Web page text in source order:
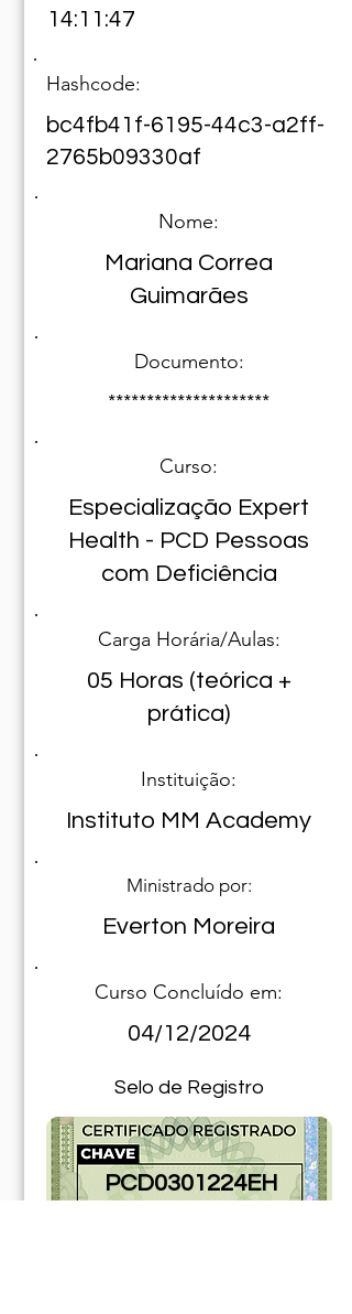
14:11:47
Hashcode:
bc4fb41f-6195-44c3-a2ff-
2765b09330af
Nome:
Mariana Correa
Guimarães
Documento:
*********************
Curso:
Especialização Expert
Health - PCD Pessoas
com Deficiência
Carga Horária/Aulas:
05 Horas (teórica +
prática)
Instituição:
Instituto MM Academy
Ministrado por:
Everton Moreira
Curso Concluído em:
04/12/2024
Selo de Registro
PCD0301224EH